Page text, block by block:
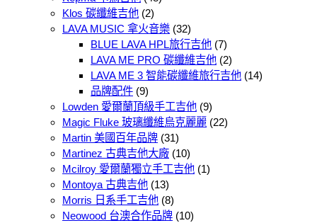
Klos 碳纖維吉他 (2)
LAVA MUSIC 拿火音樂 (32)
BLUE LAVA HPL旅行吉他 (7)
LAVA ME PRO 碳纖維吉他 (2)
LAVA ME 3 智能碳纖維旅行吉他 (14)
品牌配件 (9)
Lowden 愛爾蘭頂級手工吉他 (9)
Magic Fluke 玻璃纖維烏克麗麗 (22)
Martin 美國百年品牌 (31)
Martinez 古典吉他大廠 (10)
Mcilroy 愛爾蘭獨立手工吉他 (1)
Montoya 古典吉他 (13)
Morris 日系手工吉他 (8)
Neowood 台澳合作品牌 (10)